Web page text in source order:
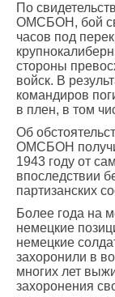
По
ОМСБОН, бой
часов под
стороны
войск. В
командиров
в плен, в том
Об
ОМСБОН
1943 году от
впоследствии
партизанских
Более года на
немецкие
немецкие
захоронили в
многих лет
захоронения